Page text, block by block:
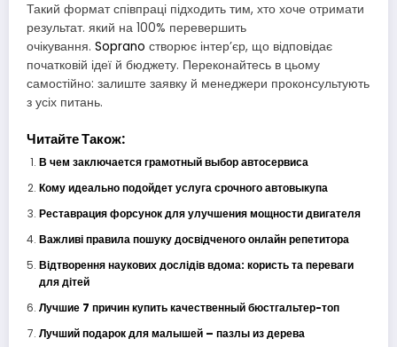
Такий формат співпраці підходить тим, хто хоче отримати
результат. який на 100% перевершить
очікування. Soprano створює інтер’єр, що відповідає
початковій ідеї й бюджету. Переконайтесь в цьому
самостійно: залиште заявку й менеджери проконсультують
з усіх питань.
Читайте Також:
В чем заключается грамотный выбор автосервиса
Кому идеально подойдет услуга срочного автовыкупа
Реставрация форсунок для улучшения мощности двигателя
Важливі правила пошуку досвідченого онлайн репетитора
Відтворення наукових дослідів вдома: користь та переваги
для дітей
Лучшие 7 причин купить качественный бюстгальтер-топ
Лучший подарок для малышей – пазлы из дерева